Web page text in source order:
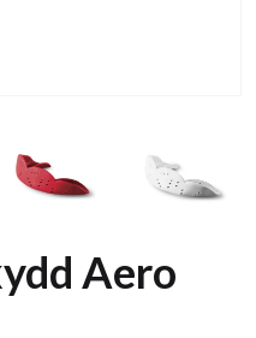
Aero